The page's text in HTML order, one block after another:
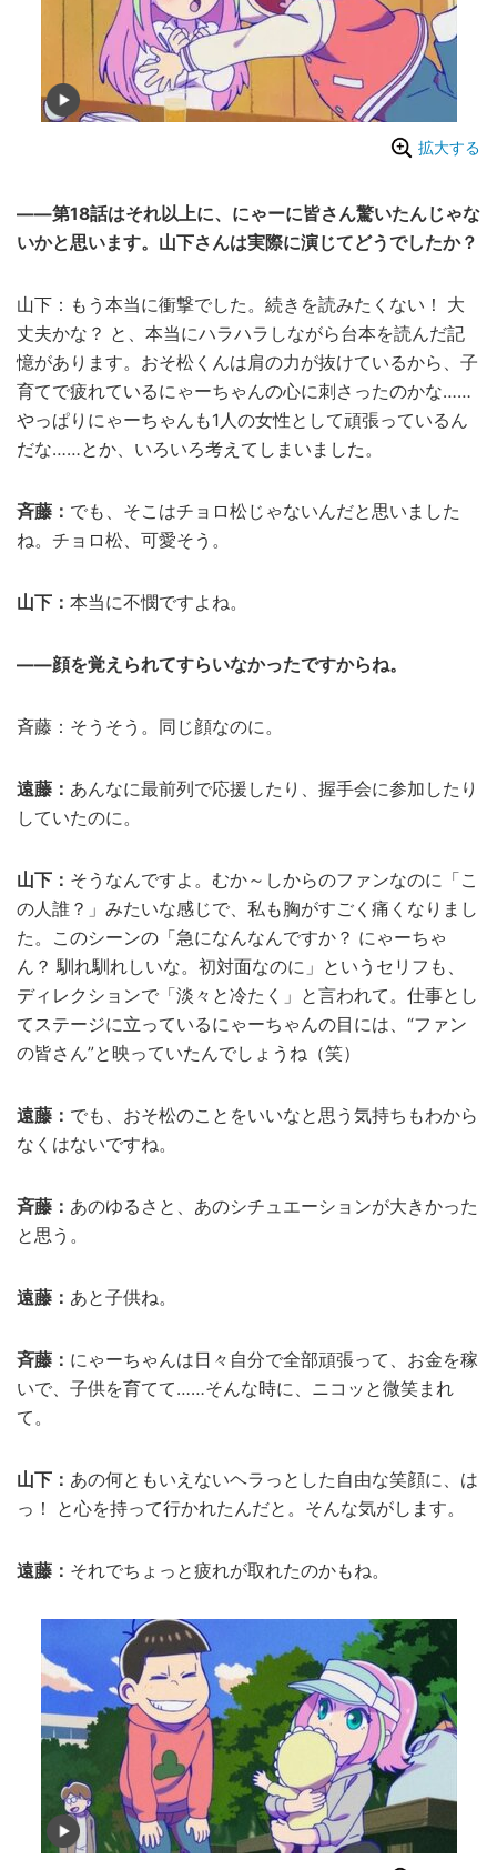
拡大する
――第18話はそれ以上に、にゃーに皆さん驚いたんじゃな
いかと思います。山下さんは実際に演じてどうでしたか？
山下：もう本当に衝撃でした。続きを読みたくない！ 大
丈夫かな？ と、本当にハラハラしながら台本を読んだ記
憶があります。おそ松くんは肩の力が抜けているから、子
育てで疲れているにゃーちゃんの心に刺さったのかな……
やっぱりにゃーちゃんも1人の女性として頑張っているん
だな……とか、いろいろ考えてしまいました。
斉藤： でも、そこはチョロ松じゃないんだと思いました
ね。チョロ松、可愛そう。
山下： 本当に不憫ですよね。
――顔を覚えられてすらいなかったですからね。
斉藤：そうそう。同じ顔なのに。
遠藤： あんなに最前列で応援したり、握手会に参加したり
していたのに。
山下： そうなんですよ。むか～しからのファンなのに「こ
の人誰？」みたいな感じで、私も胸がすごく痛くなりまし
た。このシーンの「急になんなんですか？ にゃーちゃ
ん？ 馴れ馴れしいな。初対面なのに」というセリフも、
ディレクションで「淡々と冷たく」と言われて。仕事とし
てステージに立っているにゃーちゃんの目には、“ファン
の皆さん”と映っていたんでしょうね（笑）
遠藤： でも、おそ松のことをいいなと思う気持ちもわから
なくはないですね。
斉藤： あのゆるさと、あのシチュエーションが大きかった
と思う。
遠藤： あと子供ね。
斉藤： にゃーちゃんは日々自分で全部頑張って、お金を稼
いで、子供を育てて……そんな時に、ニコッと微笑まれ
て。
山下： あの何ともいえないヘラっとした自由な笑顔に、は
っ！ と心を持って行かれたんだと。そんな気がします。
遠藤： それでちょっと疲れが取れたのかもね。